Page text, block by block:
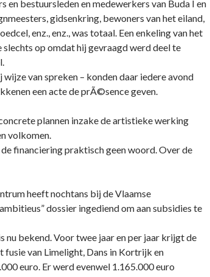
en bestuursleden en medewerkers van Buda I en
gidsenkring, bewoners van het eiland,
enz., enz., was totaal. Een enkeling van het
op omdat hij gevraagd werd deel te
wijze van spreken – konden daar iedere avond
een acte de prÃ©sence geven.
plannen inzake de artistieke werking
volkomen.
financiering praktisch geen woord. Over de
heeft nochtans bij de Vlaamse
dossier ingediend om aan subsidies te
nu bekend. Voor twee jaar en per jaar krijgt de
fusie van Limelight, Dans in Kortrijk en
euro. Er werd evenwel 1.165.000 euro